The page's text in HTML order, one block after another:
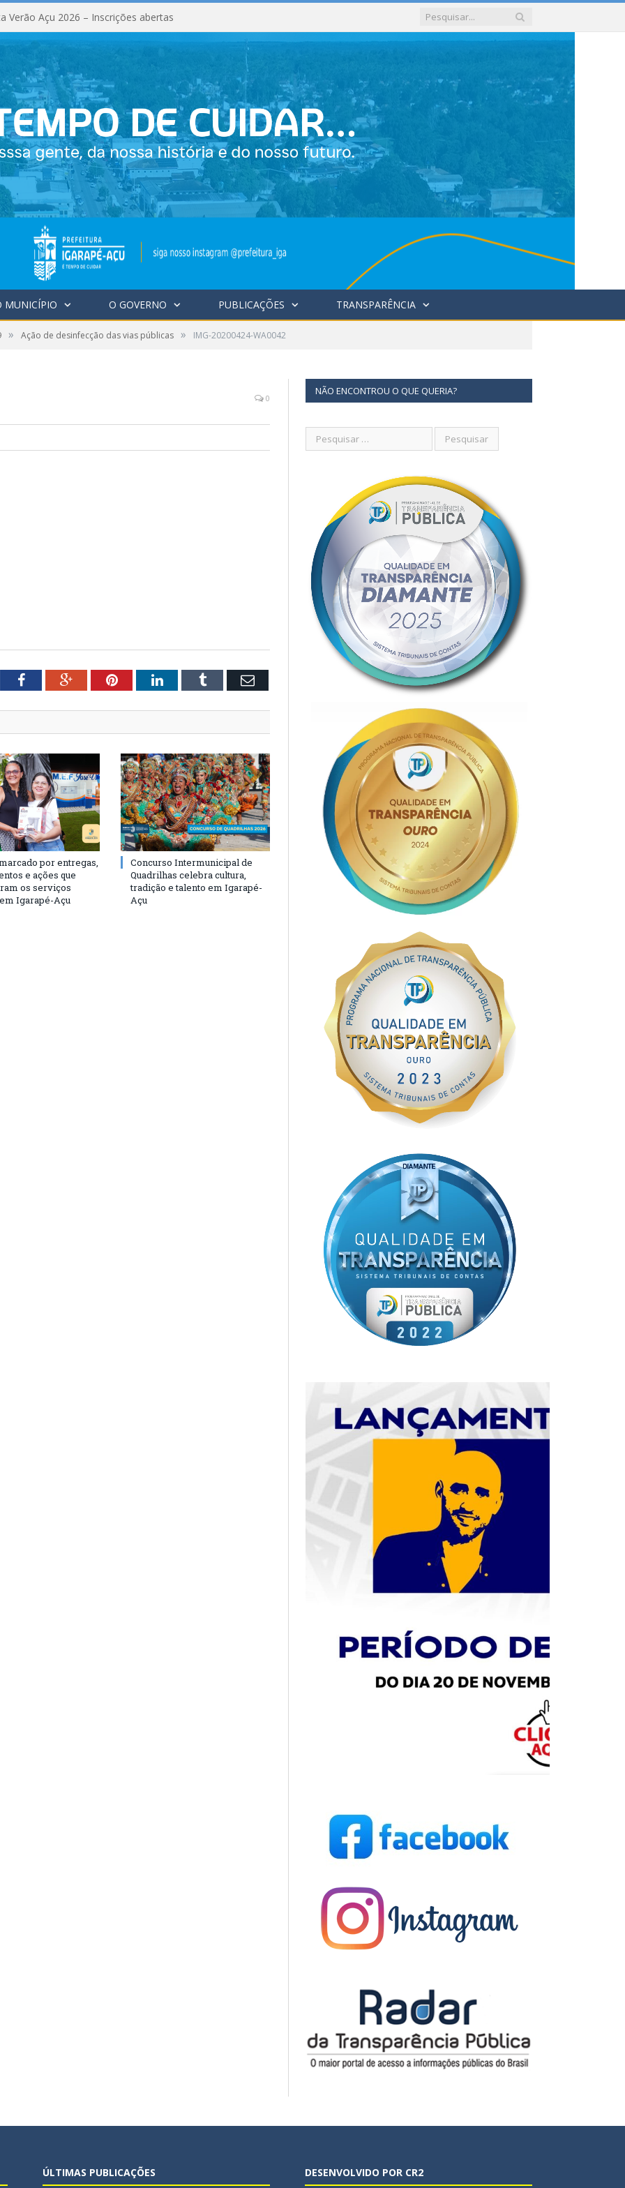
Verão Açu 2026 – Inscrições abertas
MUNICÍPIO O GOVERNO PUBLICAÇÕES TRANSPARÊNCIA
» Ação de desinfecção das vias públicas » IMG-20200424-WA0042
0
FacebookGoogle+PinterestLinkedInTumblr Email
por entregas,
e ações que
os serviços
Igarapé-Açu
Concurso Intermunicipal de
Quadrilhas celebra cultura,
tradição e talento em Igarapé-
Açu
NÃO ENCONTROU O QUE QUERIA?
ÚLTIMAS PUBLICAÇÕES DESENVOLVIDO POR CR2